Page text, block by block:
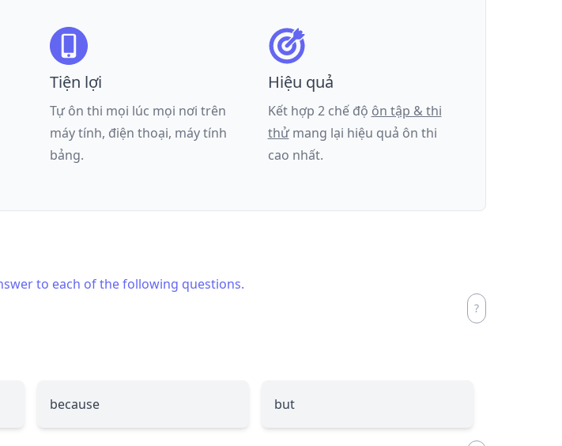
Tiện lợi
Tự ôn thi mọi lúc mọi nơi trên
máy tính, điện thoại, máy tính
bảng.
Hiệu quả
Kết hợp 2 chế độ ôn tập & thi
thửmang lại hiệu quả ôn thi
cao nhất.
to each of the following questions.
because but